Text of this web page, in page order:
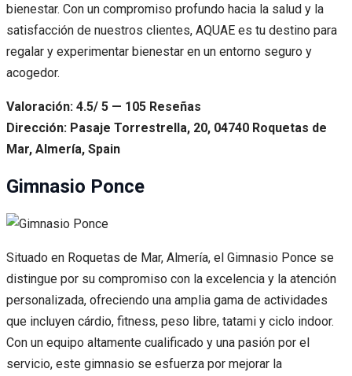
bienestar. Con un compromiso profundo hacia la salud y la
satisfacción de nuestros clientes, AQUAE es tu destino para
regalar y experimentar bienestar en un entorno seguro y
acogedor.
Valoración: 4.5/ 5 — 105 Reseñas
Dirección: Pasaje Torrestrella, 20, 04740 Roquetas de
Mar, Almería, Spain
Gimnasio Ponce
Situado en Roquetas de Mar, Almería, el Gimnasio Ponce se
distingue por su compromiso con la excelencia y la atención
personalizada, ofreciendo una amplia gama de actividades
que incluyen cárdio, fitness, peso libre, tatami y ciclo indoor.
Con un equipo altamente cualificado y una pasión por el
servicio, este gimnasio se esfuerza por mejorar la